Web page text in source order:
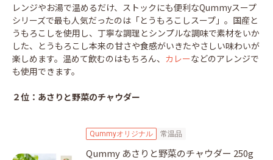
レンジやお湯で温めるだけ、ストックにも便利なQummyスープ
シリーズで最も人気だったのは「とうもろこしスープ」。国産と
うもろこしを使用し、丁寧な調理とシンプルな調味で素材をいか
した、とうもろこし本来の甘さや食感がいきたやさしい味わいが
楽しめます。温めて飲むのはもちろん、 カレーなどのアレンジで
も使用できます。
２位：あさりと野菜のチャウダー
Qummyオリジナル 常温品
Qummy あさりと野菜のチャウダー 250g